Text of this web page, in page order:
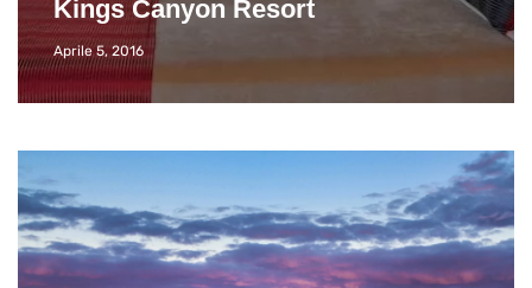
Kings Canyon Resort
Aprile 5, 2016